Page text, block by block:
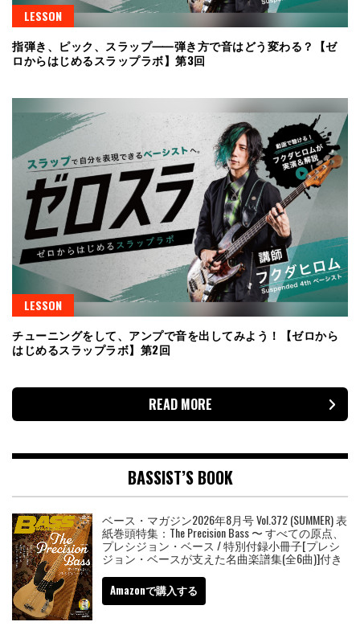
LESSON
指弾き、ピック、スラップ⸺弾き方で音はどう変わる？【ゼ
ロからはじめるスラップラボ】第3回
LESSON
チューニングをして、アンプで音を出してみよう！【ゼロから
はじめるスラップラボ】第2回
READ MORE
BASSIST’S BOOK
ベース・マガジン2026年8月号 Vol.372 (SUMMER) 表
紙巻頭特集：The Precision Bass 〜 すべての原点、
プレシジョン・ベース / 特別付録小冊子[プレシ
ジョン・ベースが支えた名曲楽譜集(全6曲)]付き
Amazonで購入する